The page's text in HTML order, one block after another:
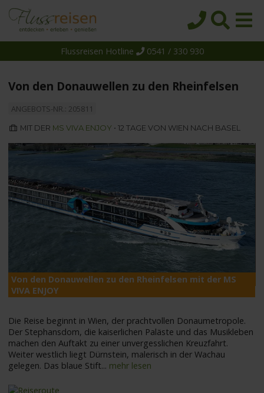
Reedereien
Über uns
Wissen
Flussreisen Hotline 0541 / 330 930
Von den Donauwellen zu den Rheinfelsen
ANGEBOTS-NR.: 205811
MIT DER MS VIVA ENJOY • 12 TAGE VON WIEN NACH BASEL
Von den Donauwellen zu den Rheinfelsen mit der MS
VIVA ENJOY
Die Reise beginnt in Wien, der prachtvollen Donaumetropole.
Der Stephansdom, die kaiserlichen Paläste und das Musikleben
machen den Auftakt zu einer unvergesslichen Kreuzfahrt.
Weiter westlich liegt Dürnstein, malerisch in der Wachau
gelegen. Das blaue Stift... mehr lesen